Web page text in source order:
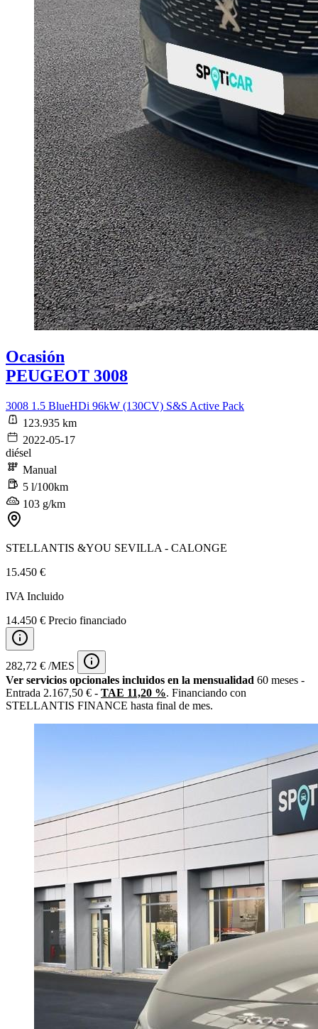
Ocasión
PEUGEOT 3008
3008 1.5 BlueHDi 96kW (130CV) S&S Active Pack
123.935 km
2022-05-17
diésel
Manual
5 l/100km
103 g/km
STELLANTIS &YOU SEVILLA - CALONGE
15.450 €
IVA Incluido
14.450 € Precio financiado
282,72 € /MES
Ver servicios opcionales incluidos en la mensualidad 60 meses -
Entrada 2.167,50 € - TAE 11,20 %. Financiando con
STELLANTIS FINANCE hasta final de mes.